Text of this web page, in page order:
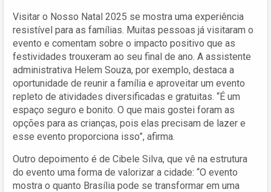
Visitar o Nosso Natal 2025 se mostra uma experiência
resistível para as famílias. Muitas pessoas já visitaram o
evento e comentam sobre o impacto positivo que as
festividades trouxeram ao seu final de ano. A assistente
administrativa Helem Souza, por exemplo, destaca a
oportunidade de reunir a família e aproveitar um evento
repleto de atividades diversificadas e gratuitas. “É um
espaço seguro e bonito. O que mais gostei foram as
opções para as crianças, pois elas precisam de lazer e
esse evento proporciona isso”, afirma.
Outro depoimento é de Cibele Silva, que vê na estrutura
do evento uma forma de valorizar a cidade: “O evento
mostra o quanto Brasília pode se transformar em uma